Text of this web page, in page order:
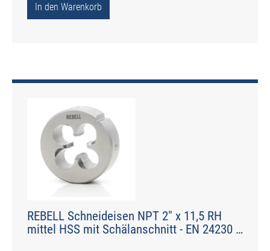
In den Warenkorb
REBELL Schneideisen NPT 2" x 11,5 RH
mittel HSS mit Schälanschnitt - EN 24230 -